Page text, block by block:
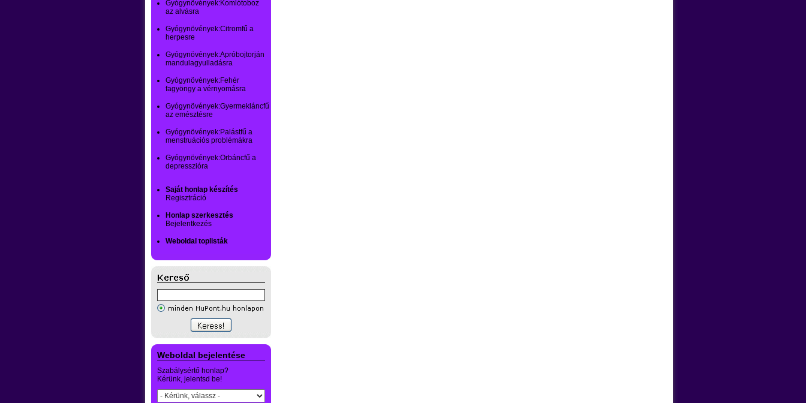
Gyógynövények:Komlótoboz
az alvásra
Gyógynövények:Citromfű a
herpesre
Gyógynövények:Apróbojtorján
mandulagyulladásra
Gyógynövények:Fehér
fagyöngy a vérnyomásra
Gyógynövények:Gyermekláncfű
az emésztésre
Gyógynövények:Palástfű a
menstruációs problémákra
Gyógynövények:Orbáncfű a
depresszióra
Saját honlap készítés
Regisztráció
Honlap szerkesztés
Bejelentkezés
Weboldal toplisták
Weboldal bejelentése
Szabálysértő honlap?
Kérünk, jelentsd be!